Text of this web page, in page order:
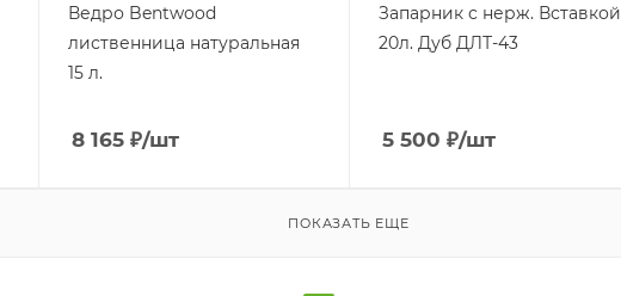
Ведро Bentwood
лиственница натуральная
15 л.
8 165₽/шт
Запарник с нерж. Вставкой
20л. Дуб ДЛТ-43
5 500 ₽/шт
ПОКАЗАТЬ ЕЩЕ